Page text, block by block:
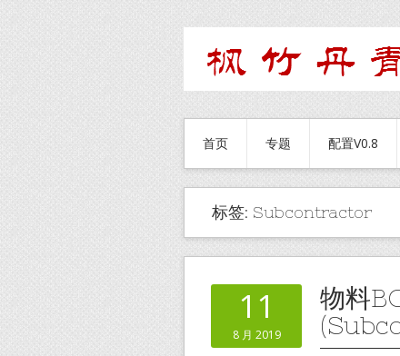
首页 专题 配置V0.8
标签: Subcontractor
11
8 月 2019
物料